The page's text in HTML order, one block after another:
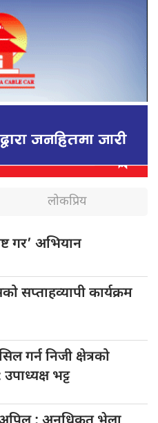
लोकप्रिय
गर’ अभियान
सप्ताहव्यापी कार्यक्रम
गर्न निजी क्षेत्रको
भट्ट